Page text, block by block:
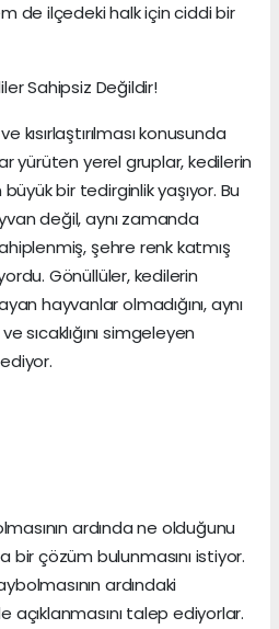
de ilçedeki halk için ciddi bir
Sahipsiz Değildir!
kısırlaştırılması konusunda
yürüten yerel gruplar, kedilerin
bir tedirginlik yaşıyor. Bu
değil, aynı zamanda
şehre renk katmış
Gönüllüler, kedilerin
hayvanlar olmadığını, aynı
sıcaklığını simgeleyen
ardında ne olduğunu
çözüm bulunmasını istiyor.
ardındaki
talep ediyorlar.